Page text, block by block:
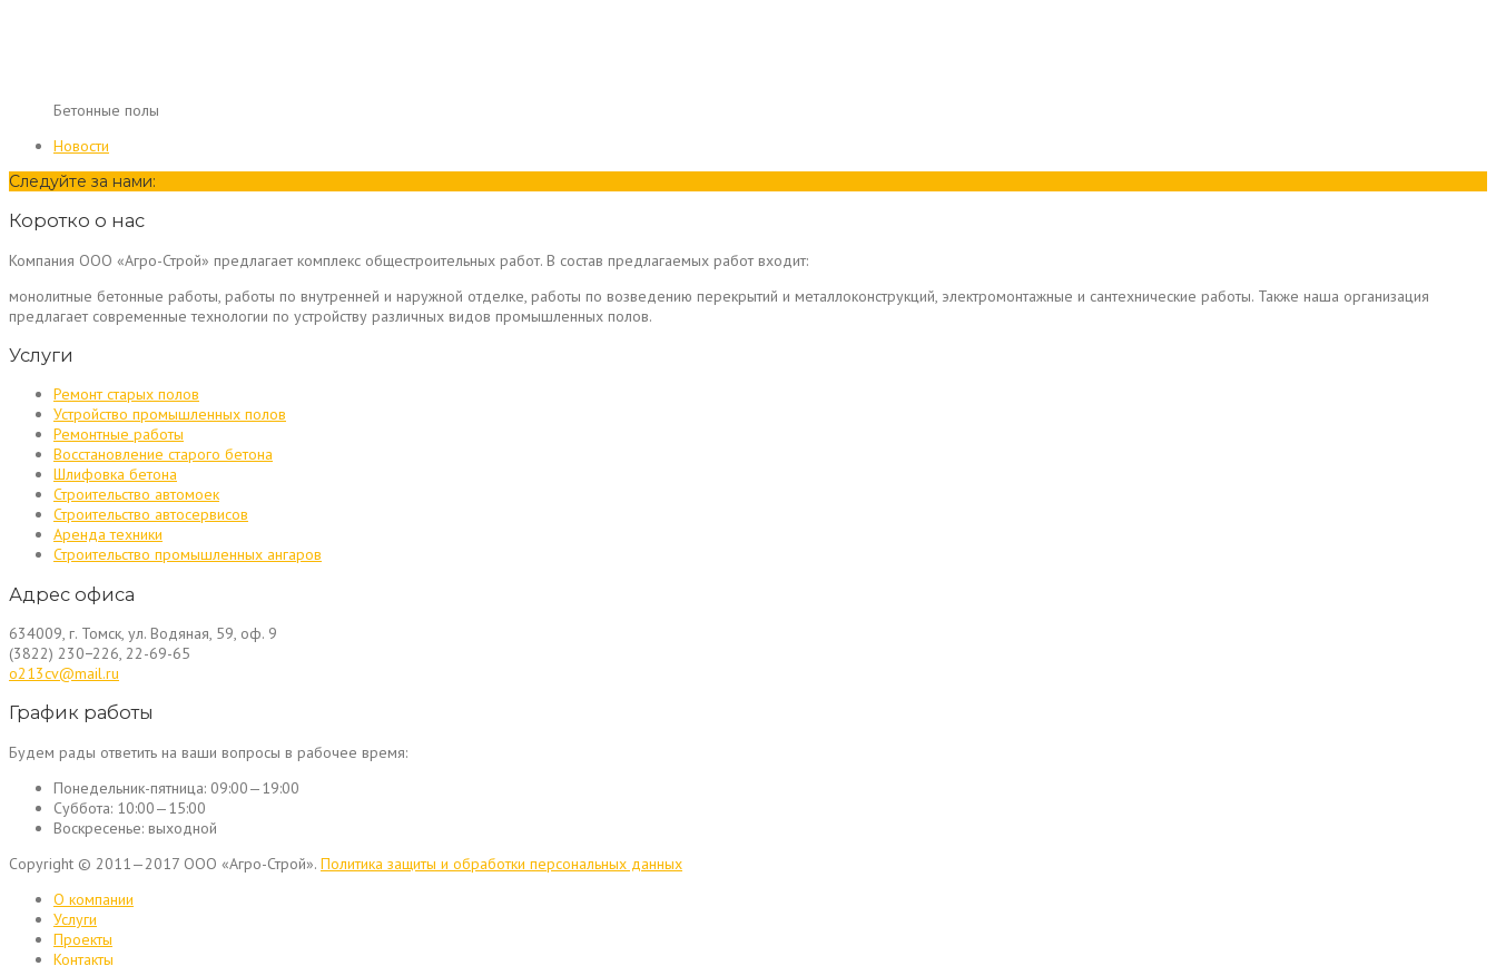
Бетонные полы
Новости
Следуйте за нами:
Коротко о нас
Компания ООО «Агро-Строй» предлагает комплекс общестроительных работ. В состав предлагаемых работ входит:
монолитные бетонные работы, работы по внутренней и наружной отделке, работы по возведению перекрытий и металлоконструкций, электромонтажные и сантехнические работы. Также наша организация
предлагает современные технологии по устройству различных видов промышленных полов.
Услуги
Ремонт старых полов
Устройство промышленных полов
Ремонтные работы
Восстановление старого бетона
Шлифовка бетона
Строительство автомоек
Строительство автосервисов
Аренда техники
Строительство промышленных ангаров
Адрес офиса
634009, г. Томск, ул. Водяная, 59, оф. 9
(3822) 230−226, 22-69-65
o213cv@mail.ru
График работы
Будем рады ответить на ваши вопросы в рабочее время:
Понедельник-пятница: 09:00—19:00
Суббота: 10:00—15:00
Воскресенье: выходной
Copyright © 2011—2017 ООО «Агро-Строй». Политика защиты и обработки персональных данных
О компании
Услуги
Проекты
Контакты